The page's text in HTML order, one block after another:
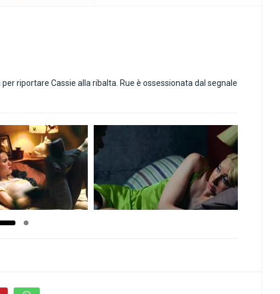
riportare Cassie alla ribalta. Rue è ossessionata dal segnale